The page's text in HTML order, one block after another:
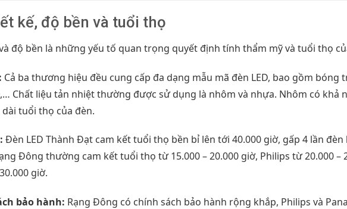
kế, độ bền và tuổi thọ
độ bền là những yếu tố quan trọng quyết định tính thẩm mỹ và tuổi thọ
Cả ba thương hiệu đều cung cấp đa dạng mẫu mã đèn LED, bao gồm bóng
Chất liệu tản nhiệt thường được sử dụng là nhôm và nhựa. Nhôm có khả
tuổi thọ của đèn.
Đèn LED Thành Đạt cam kết tuổi thọ bền bỉ lên tới 40.000 giờ, gấp 4 lần
Đông thường cam kết tuổi thọ từ 15.000 – 20.000 giờ, Philips từ 20.000 –
giờ.
bảo hành: Rạng Đông có chính sách bảo hành rộng khắp, Philips và